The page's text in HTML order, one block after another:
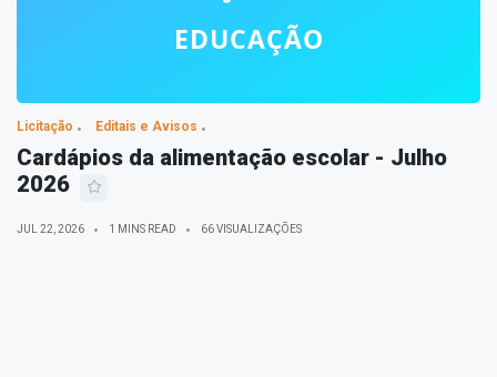
Licitação Editais e Avisos
Cardápios da alimentação escolar - Julho
2026
JUL 22, 2026 1 MINS READ 66 VISUALIZAÇÕES